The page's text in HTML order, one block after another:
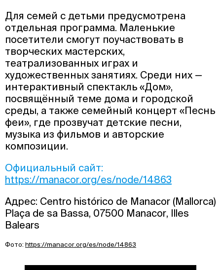
Для семей с детьми предусмотрена
отдельная программа. Маленькие
посетители смогут поучаствовать в
творческих мастерских,
театрализованных играх и
художественных занятиях. Среди них —
интерактивный спектакль «Дом»,
посвящённый теме дома и городской
среды, а также семейный концерт «Песнь
феи», где прозвучат детские песни,
музыка из фильмов и авторские
композиции.
Официальный сайт:
https://manacor.org/es/node/14863
Адрес: Centro histórico de Manacor (Mallorca)
Plaça de sa Bassa, 07500 Manacor, Illes
Balears
Фото: https://manacor.org/es/node/14863